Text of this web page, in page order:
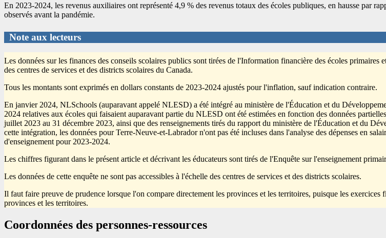
En 2023-2024, les revenus auxiliaires ont représenté 4,9 % des revenus totaux des écoles publiques, en hausse par
observés avant la pandémie.
Note aux lecteurs
Les données sur les finances des conseils scolaires publics sont tirées de l'Information financière des écoles
des centres de services et des districts scolaires du Canada.
Tous les montants sont exprimés en dollars constants de 2023-2024 ajustés pour l'inflation, sauf indication contraire.
En janvier 2024, NLSchools (auparavant appelé NLESD) a été intégré au ministère de l'Éducation et du
2024 relatives aux écoles qui faisaient auparavant partie du NLESD ont été estimées en fonction des données
juillet 2023 au 31 décembre 2023, ainsi que des renseignements tirés du rapport du ministère de l'Éducation et du
cette intégration, les données pour Terre-Neuve-et-Labrador n'ont pas été incluses dans l'analyse des dépenses en
d'enseignement pour 2023-2024.
Les chiffres figurant dans le présent article et décrivant les éducateurs sont tirés de l'Enquête sur l'enseignement
Les données de cette enquête ne sont pas accessibles à l'échelle des centres de services et des districts scolaires.
Il faut faire preuve de prudence lorsque l'on compare directement les provinces et les territoires, puisque les
provinces et les territoires.
Coordonnées des personnes-ressources